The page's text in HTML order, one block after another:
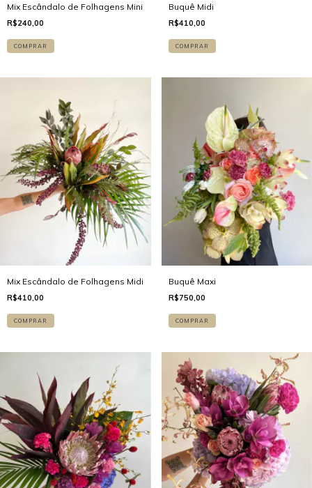
Mix Escândalo de Folhagens Mini
R$240,00
COMPRAR
Buquê Midi
R$410,00
COMPRAR
Mix Escândalo de Folhagens Midi
R$410,00
COMPRAR
Buquê Maxi
R$750,00
COMPRAR